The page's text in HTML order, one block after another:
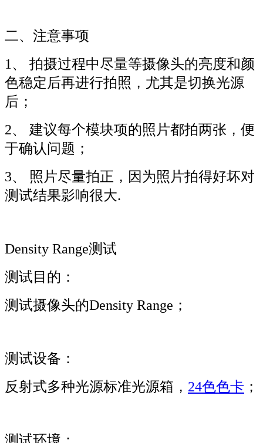
二、注意事项
1、 拍摄过程中尽量等摄像头的亮度和颜
色稳定后再进行拍照，尤其是切换光源
后；
2、 建议每个模块项的照片都拍两张，便
于确认问题；
3、 照片尽量拍正，因为照片拍得好坏对
测试结果影响很大.
Density Range测试
测试目的：
测试摄像头的Density Range；
测试设备：
反射式多种光源标准光源箱， 24色色卡 ；